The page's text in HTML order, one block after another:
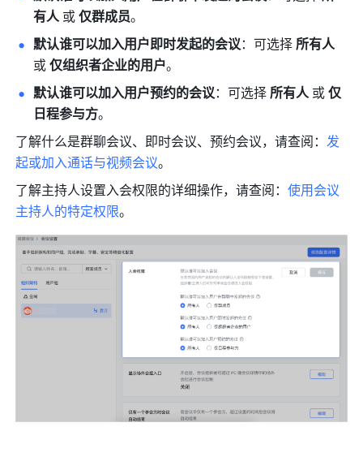
有人 或 仅群成员。
默认谁可以加入用户即时发起的会议：可选择
所有人
或 仅组织者企业的用户。
默认谁可以加入用户预约的会议：可选择 所有人 或 仅
日程参与方。
了解什么是群聊会议、即时会议、预约会议，请查阅：发
起或加入通话与视频会议。
了解主持人设置入会权限的详细操作，请查阅：使用会议
主持人的特定权限。